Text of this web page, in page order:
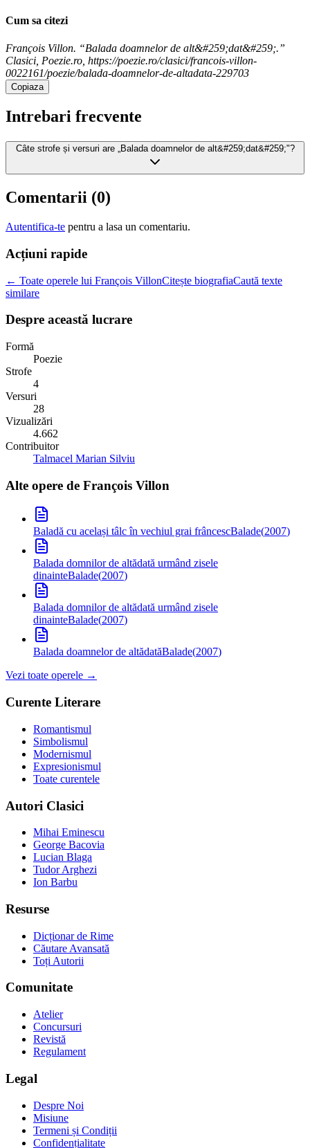
Cum sa citezi
François Villon. “Balada doamnelor de alt&#259;dat&#259;.”
Clasici, Poezie.ro, https://poezie.ro/clasici/francois-villon-
0022161/poezie/balada-doamnelor-de-altadata-229703
Copiaza
Intrebari frecvente
Câte strofe și versuri are „Balada doamnelor de alt&#259;dat&#259;"?
Comentarii (0)
Autentifica-te pentru a lasa un comentariu.
Acțiuni rapide
← Toate operele lui François VillonCitește biografiaCaută texte
similare
Despre această lucrare
Formă
Poezie
Strofe
4
Versuri
28
Vizualizări
4.662
Contribuitor
Talmacel Marian Silviu
Alte opere de François Villon
Baladă cu același tâlc în vechiul grai frâncescBalade(2007)
Balada domnilor de altădată urmând zisele
dinainteBalade(2007)
Balada domnilor de altădată urmând zisele
dinainteBalade(2007)
Balada doamnelor de altădatăBalade(2007)
Vezi toate operele →
Curente Literare
Romantismul
Simbolismul
Modernismul
Expresionismul
Toate curentele
Autori Clasici
Mihai Eminescu
George Bacovia
Lucian Blaga
Tudor Arghezi
Ion Barbu
Resurse
Dicționar de Rime
Căutare Avansată
Toți Autorii
Comunitate
Atelier
Concursuri
Revistă
Regulament
Legal
Despre Noi
Misiune
Termeni și Condiții
Confidențialitate